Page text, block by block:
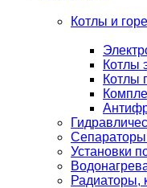
Котлы и
Котлы
Котлы
Сепараторы
Установки
Радиаторы,